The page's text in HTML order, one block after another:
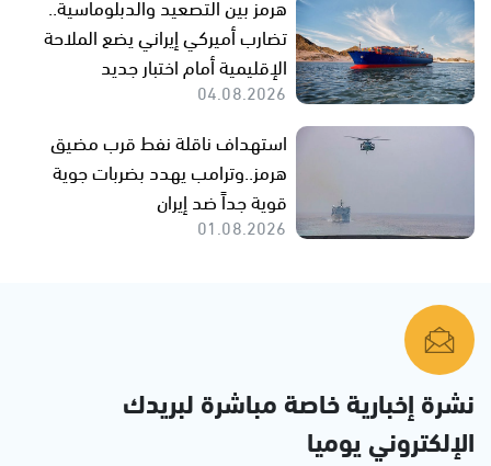
تضارب أميركي إيراني يضع الملاحة
الإقليمية أمام اختبار جديد
04.08.2026
استهداف ناقلة نفط قرب مضيق
هرمز..وترامب يهدد بضربات جوية
قوية جداً ضد إيران
01.08.2026
نشرة إخبارية خاصة مباشرة لبريدك
الإلكتروني يوميا